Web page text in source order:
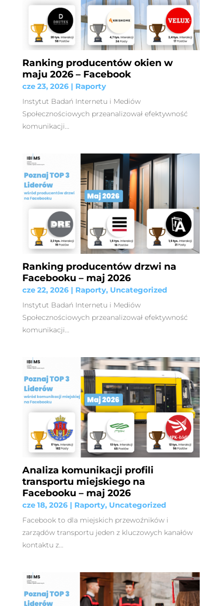
Ranking producentów okien w
maju 2026 – Facebook
cze 23, 2026| Raporty
Instytut Badań Internetu i Mediów
Społecznościowych przeanalizował efektywność
komunikacji...
Ranking producentów drzwi na
Facebooku – maj 2026
cze 22, 2026| Raporty, Uncategorized
Instytut Badań Internetu i Mediów
Społecznościowych przeanalizował efektywność
komunikacji...
Analiza komunikacji profili
transportu miejskiego na
Facebooku – maj 2026
cze 18, 2026| Raporty, Uncategorized
Facebook to dla miejskich przewoźników i
zarządów transportu jeden z kluczowych kanałów
kontaktu z...